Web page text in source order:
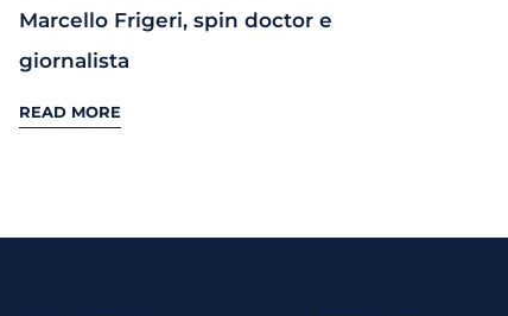
Marcello Frigeri, spin doctor e
giornalista
READ MORE